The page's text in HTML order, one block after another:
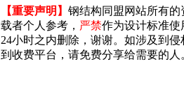
【重要声明】 钢结构同盟网站所有
载者个人参考， 严禁作为设计标准
24小时之内删除，谢谢。如涉及到
到收费平台，请免费分享给需要的人